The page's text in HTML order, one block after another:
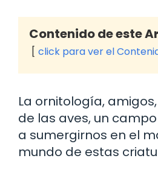
Contenido de este
click para ver el
La ornitología,
de las aves, un
a sumergirnos en el
mundo de estas